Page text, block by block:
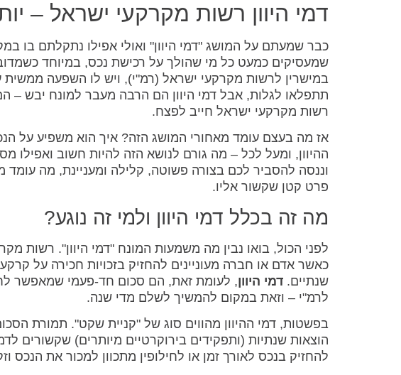
דמי היוון רשות מקרקעי ישראל –
כבר שמעתם על המושג "דמי היוון" ואולי אפילו נתקלתם בו
שמעסיקים כמעט כל מי שהולך על רכישת נכס, במיוחד
במישרין לרשות מקרקעי ישראל (רמ"י), ויש לו השפעה
תתפלאו לגלות, אבל דמי היוון הם הרבה מעבר למונח יבש –
רשות מקרקעי ישראל חייב לפצח.
אז מה בעצם עומד מאחורי המושג הזה? איך הוא משפיע על
ההיוון, ומעל לכל – מה גורם לנושא הזה להיות חשוב ואפילו
וננסה להסביר לכם בצורה פשוטה, קלילה ומעניינת, מה עומד
פרט קטן שקשור אליו.
מה זה בכלל דמי היוון ולמי זה נוגע?
לפני הכול, בואו נבין מה משמעות המונח "דמי היוון". רשות
כאשר אדם או חברה מעוניינים להחזיק בזכויות חכירה על
שנתיים. דמי היוון, לעומת זאת, הם סכום חד-פעמי שמאפשר
לרמ"י – וזאת במקום להמשיך לשלם מדי שנה.
בפשטות, דמי ההיוון מהווים סוג של "קניית שקט". תמורת
הוצאות שנתיות (ותפקידים בירוקרטיים מיותרים) שקשורים
להחזיק בנכס לאורך זמן או לחילופין מתכוון למכור את הנכס